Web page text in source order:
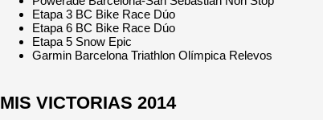
Etapa 3 BC Bike Race Dúo
Etapa 6 BC Bike Race Dúo
Etapa 5 Snow Epic
Garmin Barcelona Triathlon Olímpica Relevos
MIS VICTORIAS 2014